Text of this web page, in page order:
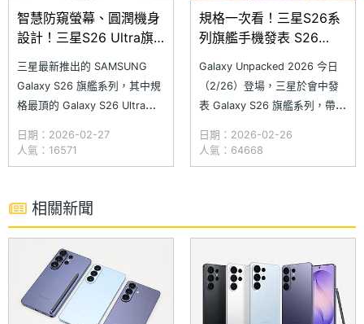
智慧防窺螢幕、圓潤機身
設計！三星S26 Ultra旗
三星最新推出的 SAMSUNG
Galaxy S26 旗艦系列，其中規
格最頂的 Galaxy S26 Ultra，
來第五款內建 S Pen 的 S 系列
手機，同時也是三星自發表
機。今年的 Galaxy S26
日期：2026-02-27
人氣：16571
規格一次看！三星S26系
列旗艦手機發表 S26
Galaxy Unpacked 2026 今日
（2/26）登場，三星於會中發
表 Galaxy S26 旗艦系列，帶來
Galaxy S26 Ultra。新機不僅統
一設計語言與配色，作為三星第
日期：2026-02-26
人氣：64668
相關新聞